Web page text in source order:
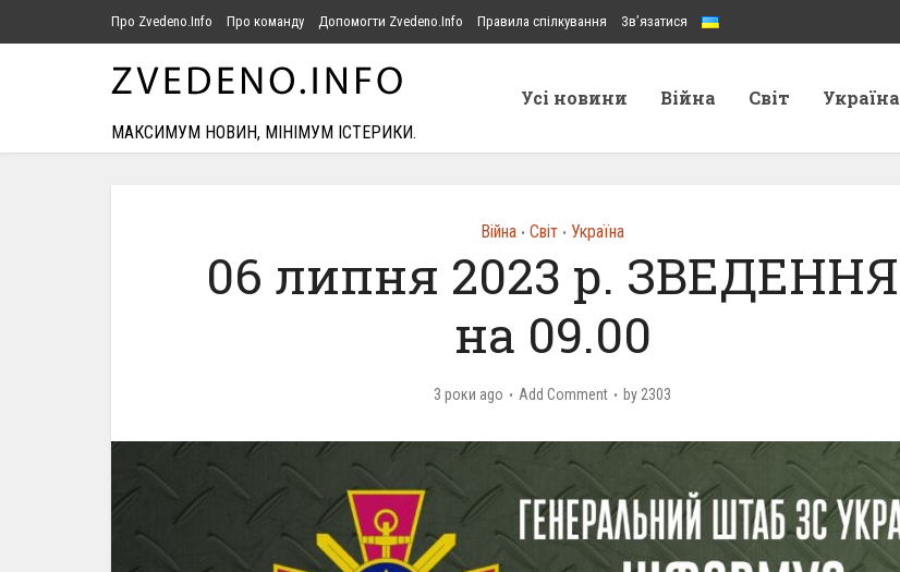
Про Zvedeno.Info Про команду Допомогти Zvedeno.Info Правила спілкування Зв’язатися
МАКСИМУМ НОВИН, МІНІМУМ ІСТЕРИКИ.
Усі новини Війна Світ Україна
Війна • Світ • Україна
06 липня 2023 р. ЗВЕДЕННЯ
на 09.00
3 роки ago Add Comment by 2303